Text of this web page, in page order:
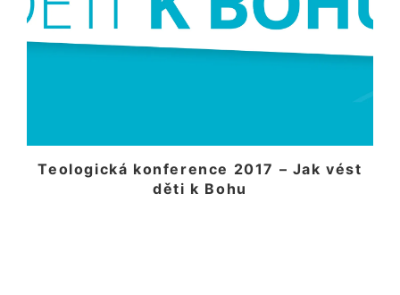
Teologická konference 2017 – Jak vést
děti k Bohu